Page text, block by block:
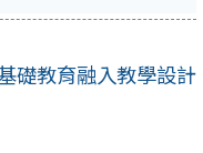
礎教育融入教學設計